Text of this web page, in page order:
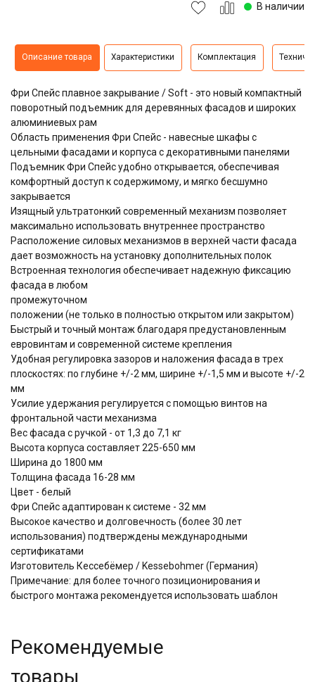
В наличии
Описание товара Характеристики Комплектация
Фри Спейс плавное закрывание / Soft - это новый компактный
поворотный подъемник для деревянных фасадов и широких
алюминиевых рам
Область применения Фри Спейс - навесные шкафы с
цельными фасадами и корпуса с декоративными панелями
Подъемник Фри Спейс удобно открывается, обеспечивая
комфортный доступ к содержимому, и мягко бесшумно
закрывается
Изящный ультратонкий cовременный механизм позволяет
максимально использовать внутреннее пространство
Расположение силовых механизмов в верхней части фасада
дает возможность на установку дополнительных полок
Встроенная технология обеспечивает надежную фиксацию
фасада в любом
промежуточном
положении (не только в полностью открытом или закрытом)
Быстрый и точный монтаж благодаря предустановленным
евровинтам и современной системе крепления
Удобная регулировка зазоров и наложения фасада в трех
плоскостях: по глубине +/-2 мм, ширине +/-1,5 мм и высоте +/-2
мм
Усилие удержания регулируется с помощью винтов на
фронтальной части механизма
Вес фасада с ручкой - от 1,3 до 7,1 кг
Высота корпуса составляет 225-650 мм
Ширина до 1800 мм
Толщина фасада 16-28 мм
Цвет - белый
Фри Спейс адаптирован к системе - 32 мм
Высокое качество и долговечность (более 30 лет
использования) подтверждены международными
сертификатами
Изготовитель Кессебёмер / Kessebohmer (Германия)
Примечание: для более точного позиционирования и
быстрого монтажа рекомендуется использовать шаблон
Рекомендуемые
товары